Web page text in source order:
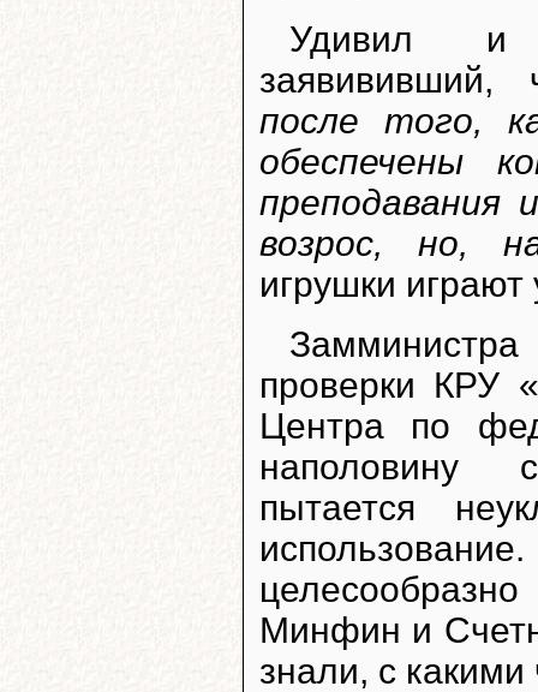
Удивил и
после того,
обеспечены
преподавания
возрос, но,
игрушки играют
проверки КРУ
Центра по
наполовину
пытается
Минфин и
знали, с